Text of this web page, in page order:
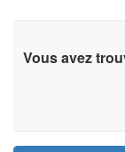
Vous avez